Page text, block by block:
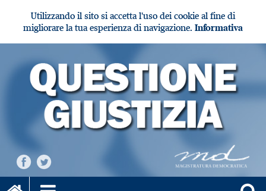
Utilizzando il sito si accetta l'uso dei cookie al fine di
migliorare la tua esperienza di navigazione. Informativa